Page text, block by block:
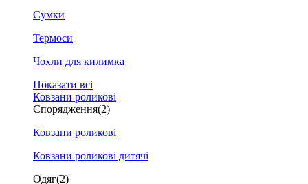
Сумки
Термоси
Чохли для килимка
Показати всі
Ковзани роликові
Спорядження(2)
Ковзани роликові
Ковзани роликові дитячі
Одяг(2)